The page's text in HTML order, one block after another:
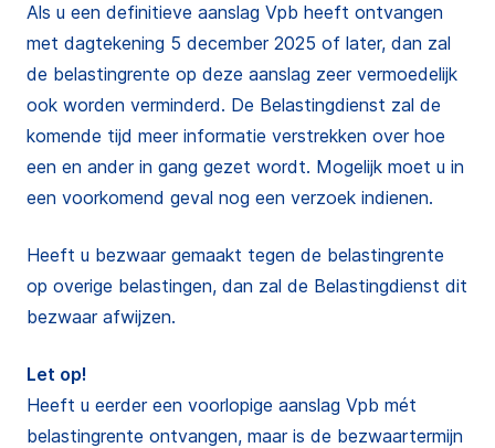
Als u een definitieve aanslag Vpb heeft ontvangen
met dagtekening 5 december 2025 of later, dan zal
de belastingrente op deze aanslag zeer vermoedelijk
ook worden verminderd. De Belastingdienst zal de
komende tijd meer informatie verstrekken over hoe
een en ander in gang gezet wordt. Mogelijk moet u in
een voorkomend geval nog een verzoek indienen.
Heeft u bezwaar gemaakt tegen de belastingrente
op overige belastingen, dan zal de Belastingdienst dit
bezwaar afwijzen.
Let op!
Heeft u eerder een voorlopige aanslag Vpb mét
belastingrente ontvangen, maar is de bezwaartermijn